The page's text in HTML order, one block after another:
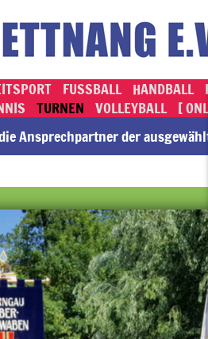
FUSSBALL HANDBALL
TURNEN VOLLEYBALL [
An­sprech­part­ner der